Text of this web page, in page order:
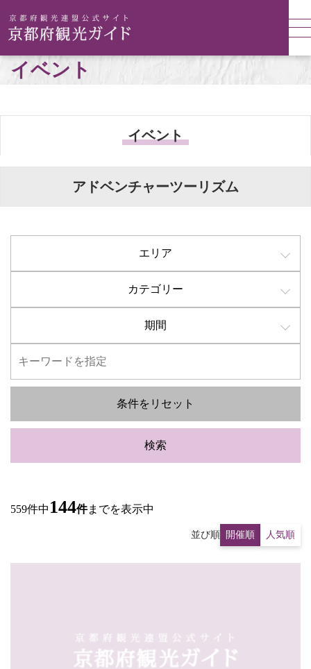
イベント
イベント
アドベンチャーツーリズム
エリア
カテゴリー
期間
条件をリセット
検索
559件中 144件までを表示中
並び順 開催順 人気順